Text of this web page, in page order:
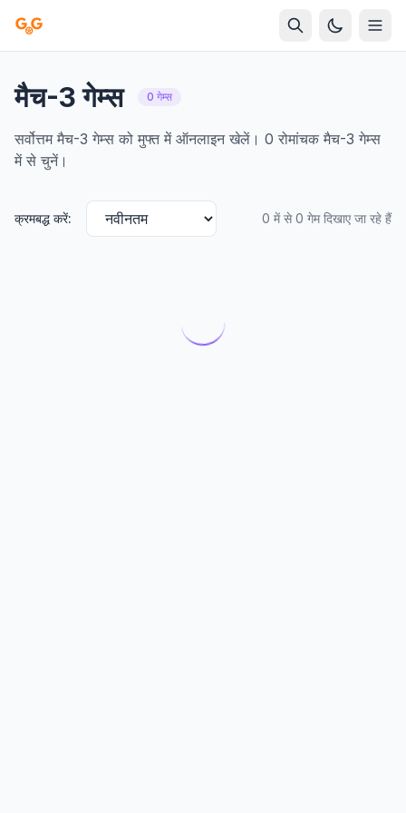
मैच-3 गेम्स 0 गेम्स
सर्वोत्तम मैच-3 गेम्स को मुफ्त में ऑनलाइन खेलें। 0 रोमांचक मैच-3 गेम्स
में से चुनें।
क्रमबद्ध करें: 0 में से 0 गेम दिखाए जा रहे हैं